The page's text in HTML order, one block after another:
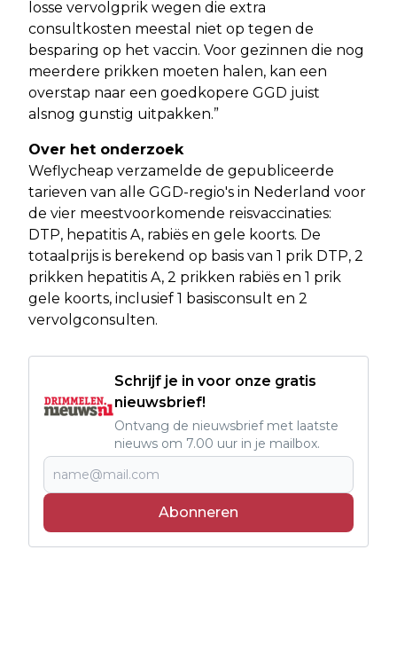
losse vervolgprik wegen die extra
consultkosten meestal niet op tegen de
besparing op het vaccin. Voor gezinnen die nog
meerdere prikken moeten halen, kan een
overstap naar een goedkopere GGD juist
alsnog gunstig uitpakken.”
Over het onderzoek
Weflycheap verzamelde de gepubliceerde
tarieven van alle GGD-regio's in Nederland voor
de vier meestvoorkomende reisvaccinaties:
DTP, hepatitis A, rabiës en gele koorts. De
totaalprijs is berekend op basis van 1 prik DTP, 2
prikken hepatitis A, 2 prikken rabiës en 1 prik
gele koorts, inclusief 1 basisconsult en 2
vervolgconsulten.
Schrijf je in voor onze gratis
nieuwsbrief!
Ontvang de nieuwsbrief met laatste
nieuws om 7.00 uur in je mailbox.
Abonneren